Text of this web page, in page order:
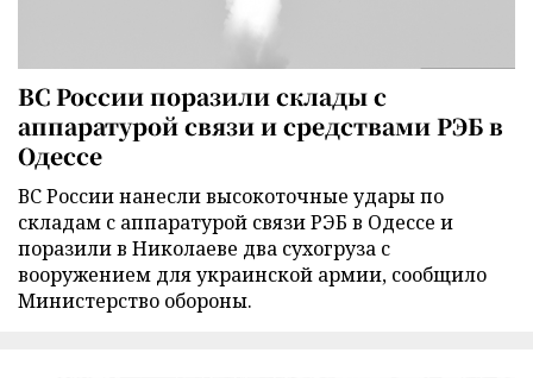
ВС России поразили склады с
аппаратурой связи и средствами РЭБ в
Одессе
ВС России нанесли высокоточные удары по
складам с аппаратурой связи РЭБ в Одессе и
поразили в Николаеве два сухогруза с
вооружением для украинской армии, сообщило
Министерство обороны.